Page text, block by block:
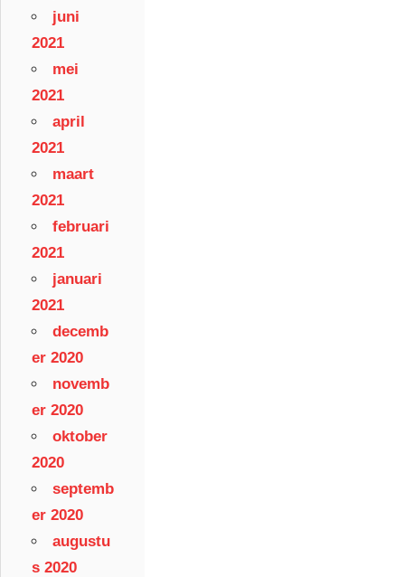
juni
2021
mei
2021
april
2021
maart
2021
februari
2021
januari
2021
decemb
er 2020
novemb
er 2020
oktober
2020
septemb
er 2020
augustu
s 2020